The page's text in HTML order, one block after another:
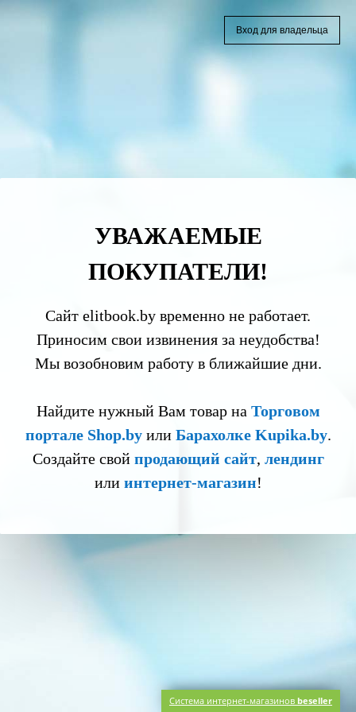
УВАЖАЕМЫЕ
ПОКУПАТЕЛИ!
Сайт elitbook.by временно не работает.
Приносим свои извинения за неудобства!
Мы возобновим работу в ближайшие дни.
Найдите нужный Вам товар на Торговом
портале Shop.byили Барахолке Kupika.by.
Создайте свой продающий сайт, лендинг
или интернет-магазин!
Вход для владельца
Система интернет-магазинов beseller